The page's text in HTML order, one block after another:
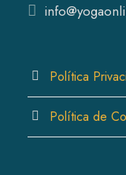
Política
Política de